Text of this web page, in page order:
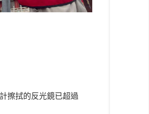
擦拭的反光鏡已超過